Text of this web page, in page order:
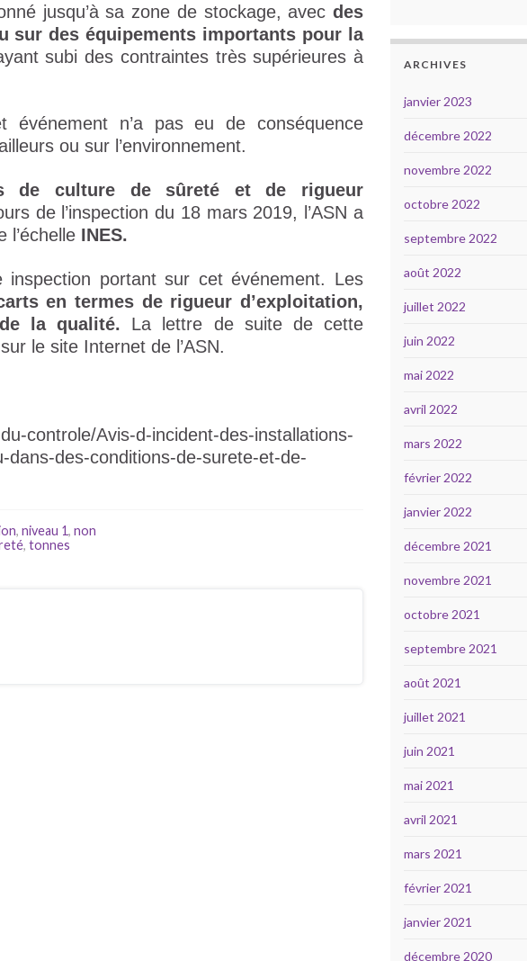
jusqu’à sa zone de stockage, avec des
sur des équipements importants pour la
subi des contraintes très supérieures à
événement n’a pas eu de conséquence
ou sur l’environnement.
de culture de sûreté et de rigueur
de l’inspection du 18 mars 2019, l’ASN a
l’échelle INES.
portant sur cet événement. Les
en termes de rigueur d’exploitation,
la qualité. La lettre de suite de cette
le site Internet de l’ASN.
controle/Avis-d-incident-des-installations-
des-conditions-de-surete-et-de-
, niveau 1, non
, tonnes
ARCHIVES
janvier 2023
décembre 2022
novembre 2022
octobre 2022
septembre 2022
août 2022
juillet 2022
juin 2022
mai 2022
avril 2022
mars 2022
février 2022
janvier 2022
décembre 2021
novembre 2021
octobre 2021
septembre 2021
août 2021
juillet 2021
juin 2021
mai 2021
avril 2021
mars 2021
février 2021
janvier 2021
décembre 2020